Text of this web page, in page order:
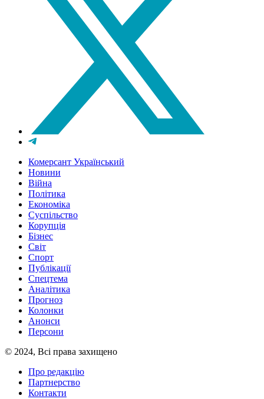
Комерсант Український
Новини
Війна
Політика
Економіка
Суспільство
Корупція
Бізнес
Світ
Спорт
Публікації
Спецтема
Аналітика
Прогноз
Колонки
Анонси
Персони
© 2024, Всі права захищено
Про редакцію
Партнерство
Контакти